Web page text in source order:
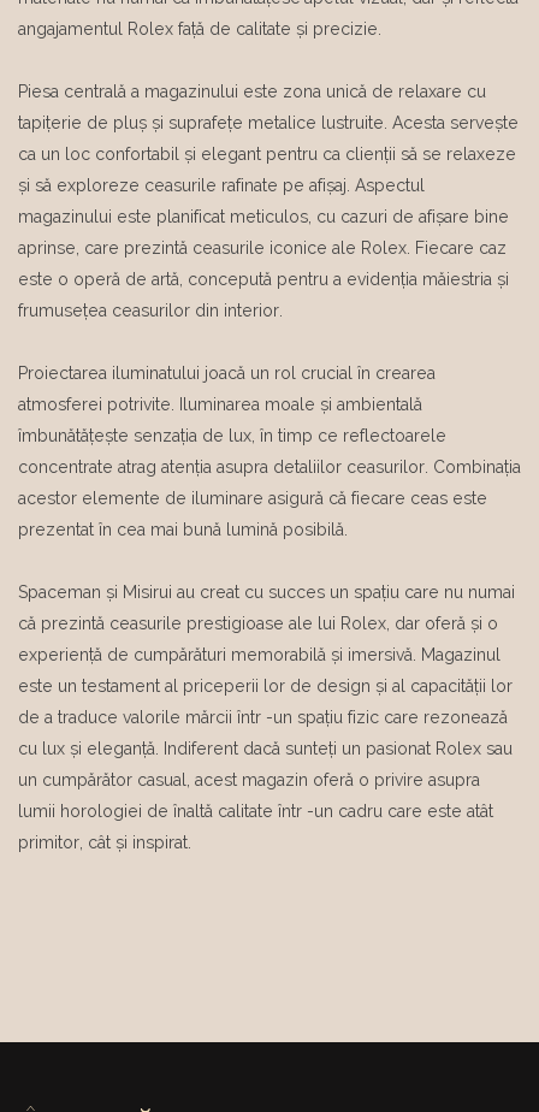
angajamentul Rolex față de calitate și precizie.
Piesa centrală a magazinului este zona unică de relaxare cu
tapițerie de pluș și suprafețe metalice lustruite. Acesta servește
ca un loc confortabil și elegant pentru ca clienții să se relaxeze
și să exploreze ceasurile rafinate pe afișaj. Aspectul
magazinului este planificat meticulos, cu cazuri de afișare bine
aprinse, care prezintă ceasurile iconice ale Rolex. Fiecare caz
este o operă de artă, concepută pentru a evidenția măiestria și
frumusețea ceasurilor din interior.
Proiectarea iluminatului joacă un rol crucial în crearea
atmosferei potrivite. Iluminarea moale și ambientală
îmbunătățește senzația de lux, în timp ce reflectoarele
concentrate atrag atenția asupra detaliilor ceasurilor. Combinația
acestor elemente de iluminare asigură că fiecare ceas este
prezentat în cea mai bună lumină posibilă.
Spaceman și Misirui au creat cu succes un spațiu care nu numai
că prezintă ceasurile prestigioase ale lui Rolex, dar oferă și o
experiență de cumpărături memorabilă și imersivă. Magazinul
este un testament al priceperii lor de design și al capacității lor
de a traduce valorile mărcii într -un spațiu fizic care rezonează
cu lux și eleganță. Indiferent dacă sunteți un pasionat Rolex sau
un cumpărător casual, acest magazin oferă o privire asupra
lumii horologiei de înaltă calitate într -un cadru care este atât
primitor, cât și inspirat.